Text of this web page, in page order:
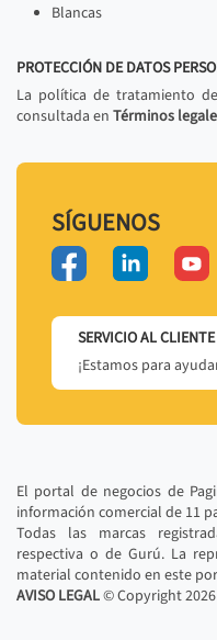
Blancas
PROTECCIÓN DE DATOS
La política de tratamiento
consultada en Términos
SÍGUENOS
SERVICIO AL CLIENTE
¡Estamos para
El portal de negocios de
información comercial de 11
Todas las marcas
respectiva o de Gurú. La
material contenido en este
AVISO LEGAL© Copyright2026